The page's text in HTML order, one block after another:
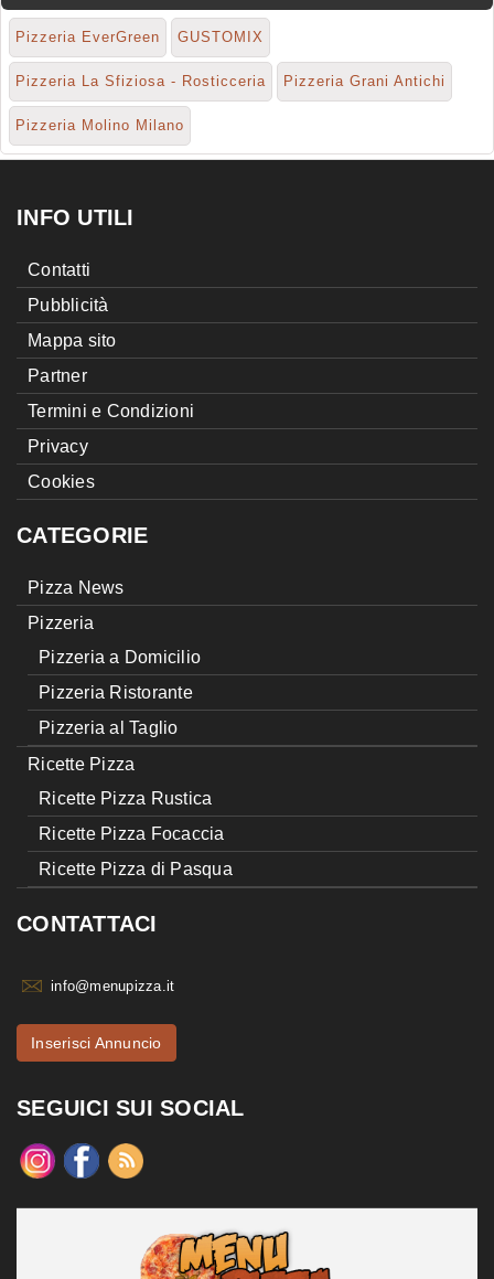
Pizzeria EverGreen GUSTOMIX
Pizzeria La Sfiziosa - Rosticceria Pizzeria Grani Antichi
Pizzeria Molino Milano
INFO UTILI
Contatti
Pubblicità
Mappa sito
Partner
Termini e Condizioni
Privacy
Cookies
CATEGORIE
Pizza News
Pizzeria
Pizzeria a Domicilio
Pizzeria Ristorante
Pizzeria al Taglio
Ricette Pizza
Ricette Pizza Rustica
Ricette Pizza Focaccia
Ricette Pizza di Pasqua
CONTATTACI
info@menupizza.it
Inserisci Annuncio
SEGUICI SUI SOCIAL